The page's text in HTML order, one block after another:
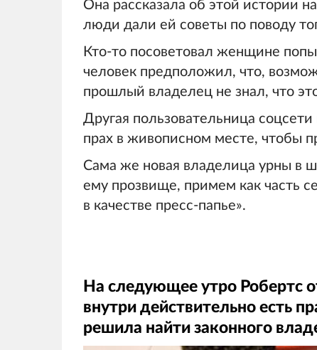
Она рассказала об этой истории на
люди дали ей советы по поводу
Кто-то посоветовал женщине
человек предположил, что,
прошлый владелец не знал, что
Другая пользовательница
прах в живописном месте, чтобы
Сама же новая владелица урны в
ему прозвище, примем как часть
в качестве пресс-папье».
На следующее утро Робертс
внутри действительно есть
решила найти законного